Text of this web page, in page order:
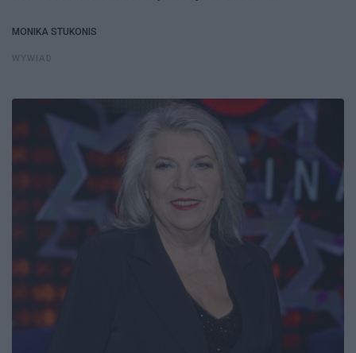
MONIKA STUKONIS